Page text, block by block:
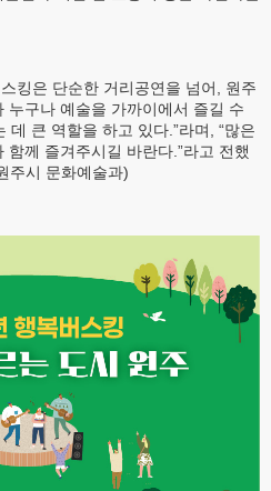
킹은 단순한 거리공연을 넘어, 원주
누구나 예술을 가까이에서 즐길 수
데 큰 역할을 하고 있다.”라며, “많은
께 즐겨주시길 바란다.”라고 전했
주시 문화예술과)